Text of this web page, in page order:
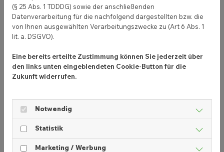
Mitarbeitern. Auf Facebook, Instagram oder auch
LinkedIn bekommen Handwerksbetrieb eine
Plattform, um sich zu präsentieren. Möglichst nah
Denn der menschliche, nahbare Aspekt ist
Instagram, Facebook und Co. Baust du ohne große
Umwege Vertrauen auf, vermittelst Expertise und
kreierst ein positives Bild deines Unternehmens. Sei
präsent, sei aktiv und sei aufmerksam – dann geht
(§ 25 Abs. 1 TDDDG) sowie der anschließenden
Datenverarbeitung für die nachfolgend dargestellten bzw. die
von Ihnen ausgewählten Verarbeitungszwecke zu (Art 6 Abs. 1
lit. a. DSGVO).
Eine bereits erteilte Zustimmung können Sie jederzeit über
den links unten eingeblendeten Cookie-Button für die
Zukunft widerrufen.
Notwendig
Statistik
Marketing / Werbung